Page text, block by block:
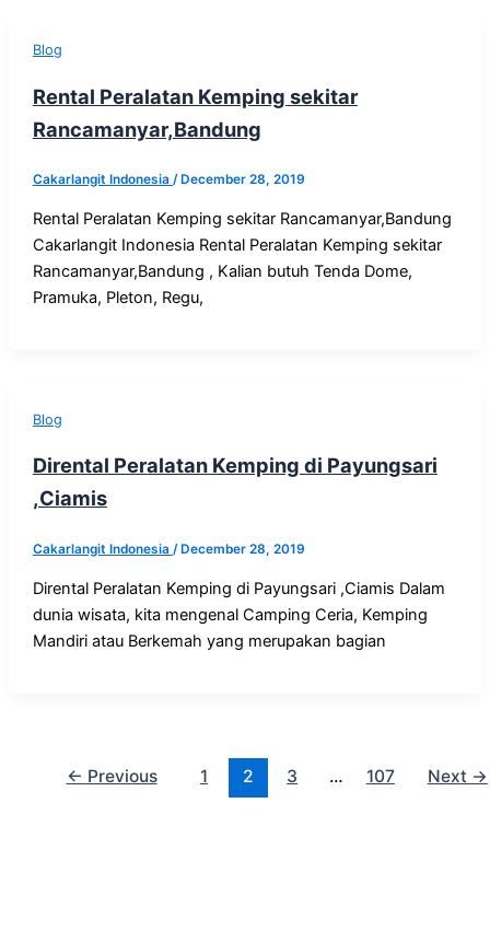
Blog
Rental Peralatan Kemping sekitar
Rancamanyar,Bandung
Cakarlangit Indonesia / December 28, 2019
Rental Peralatan Kemping sekitar Rancamanyar,Bandung
Cakarlangit Indonesia Rental Peralatan Kemping sekitar
Rancamanyar,Bandung , Kalian butuh Tenda Dome,
Pramuka, Pleton, Regu,
Blog
Dirental Peralatan Kemping di Payungsari
,Ciamis
Cakarlangit Indonesia / December 28, 2019
Dirental Peralatan Kemping di Payungsari ,Ciamis Dalam
dunia wisata, kita mengenal Camping Ceria, Kemping
Mandiri atau Berkemah yang merupakan bagian
← Previous 1 2 3 … 107 Next →